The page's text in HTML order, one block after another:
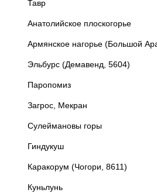
Тавр
Анатолийское плоскогорье
Армянское нагорье (Большой
Эльбурс (Демавенд, 5604)
Паропомиз
Загрос, Мекран
Сулеймановы горы
Гиндукуш
Каракорум (Чогори, 8611)
Куньлунь